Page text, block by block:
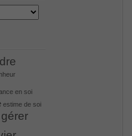
en soi
estime de soi
gérer